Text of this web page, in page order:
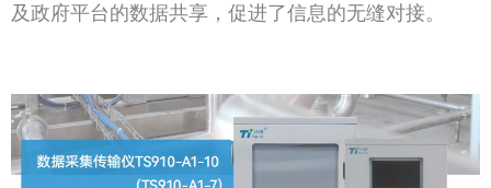
及政府平台的数据共享，促进了信息的无缝对接。